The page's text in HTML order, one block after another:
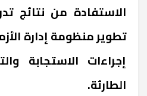
الاستفادة من نتائج
تطوير منظومة إدارة
إجراءات الاستجابة
الطارئة.